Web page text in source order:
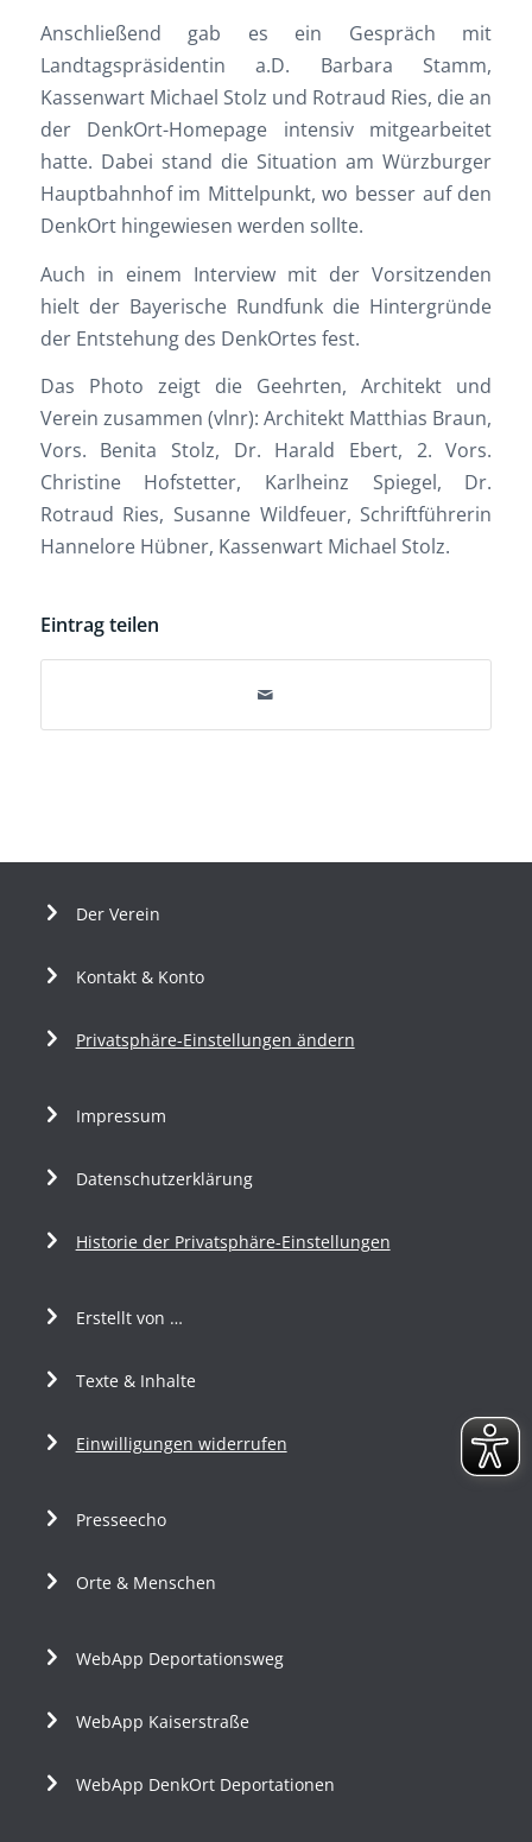
Anschließend gab es ein Gespräch mit
Landtagspräsidentin a.D. Barbara Stamm,
Kassenwart Michael Stolz und Rotraud Ries, die an
der DenkOrt-Homepage intensiv mitgearbeitet
hatte. Dabei stand die Situation am Würzburger
Hauptbahnhof im Mittelpunkt, wo besser auf den
DenkOrt hingewiesen werden sollte.
Auch in einem Interview mit der Vorsitzenden
hielt der Bayerische Rundfunk die Hintergründe
der Entstehung des DenkOrtes fest.
Das Photo zeigt die Geehrten, Architekt und
Verein zusammen (vlnr): Architekt Matthias Braun,
Vors. Benita Stolz, Dr. Harald Ebert, 2. Vors.
Christine Hofstetter, Karlheinz Spiegel, Dr.
Rotraud Ries, Susanne Wildfeuer, Schriftführerin
Hannelore Hübner, Kassenwart Michael Stolz.
Eintrag teilen
Der Verein
Kontakt & Konto
Privatsphäre-Einstellungen ändern
Impressum
Datenschutzerklärung
Historie der Privatsphäre-Einstellungen
Erstellt von …
Texte & Inhalte
Einwilligungen widerrufen
Presseecho
Orte & Menschen
WebApp Deportationsweg
WebApp Kaiserstraße
WebApp DenkOrt Deportationen